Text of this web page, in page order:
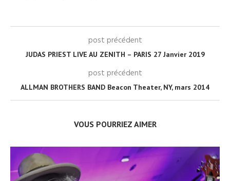
post précédent
JUDAS PRIEST LIVE AU ZENITH – PARIS 27 Janvier 2019
post précédent
ALLMAN BROTHERS BAND Beacon Theater, NY, mars 2014
VOUS POURRIEZ AIMER